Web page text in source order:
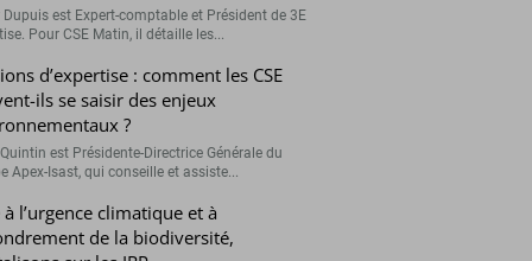
Dupuis est Expert-comptable et Président de 3E
Pour CSE Matin, il détaille les...
d’expertise : comment les CSE
ils se saisir des enjeux
?
est Présidente-Directrice Générale du
Apex-Isast, qui conseille et assiste...
à l’urgence climatique et à
de la biodiversité,